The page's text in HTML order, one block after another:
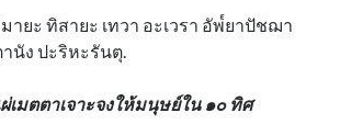
ายะ ทิสายะ เทวา อะเวรา อัพ๎ยาปัชฌา
นัง ปะริหะรันตุ.
เมตตาเจาะจงให้มนุษย์ใน ๑๐ ทิศ